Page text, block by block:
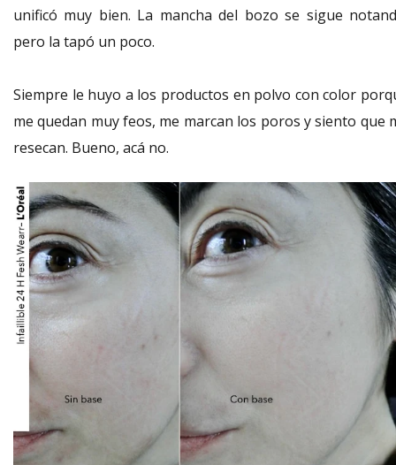
unificó muy bien. La mancha del bozo se sigue
pero la tapó un poco.
Siempre le huyo a los productos en polvo con color
me quedan muy feos, me marcan los poros y siento que
resecan. Bueno, acá no.